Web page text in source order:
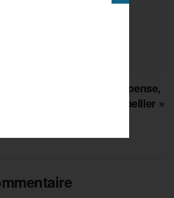
Laborde : « Notre récompense,
et la réussite de Montpellier »